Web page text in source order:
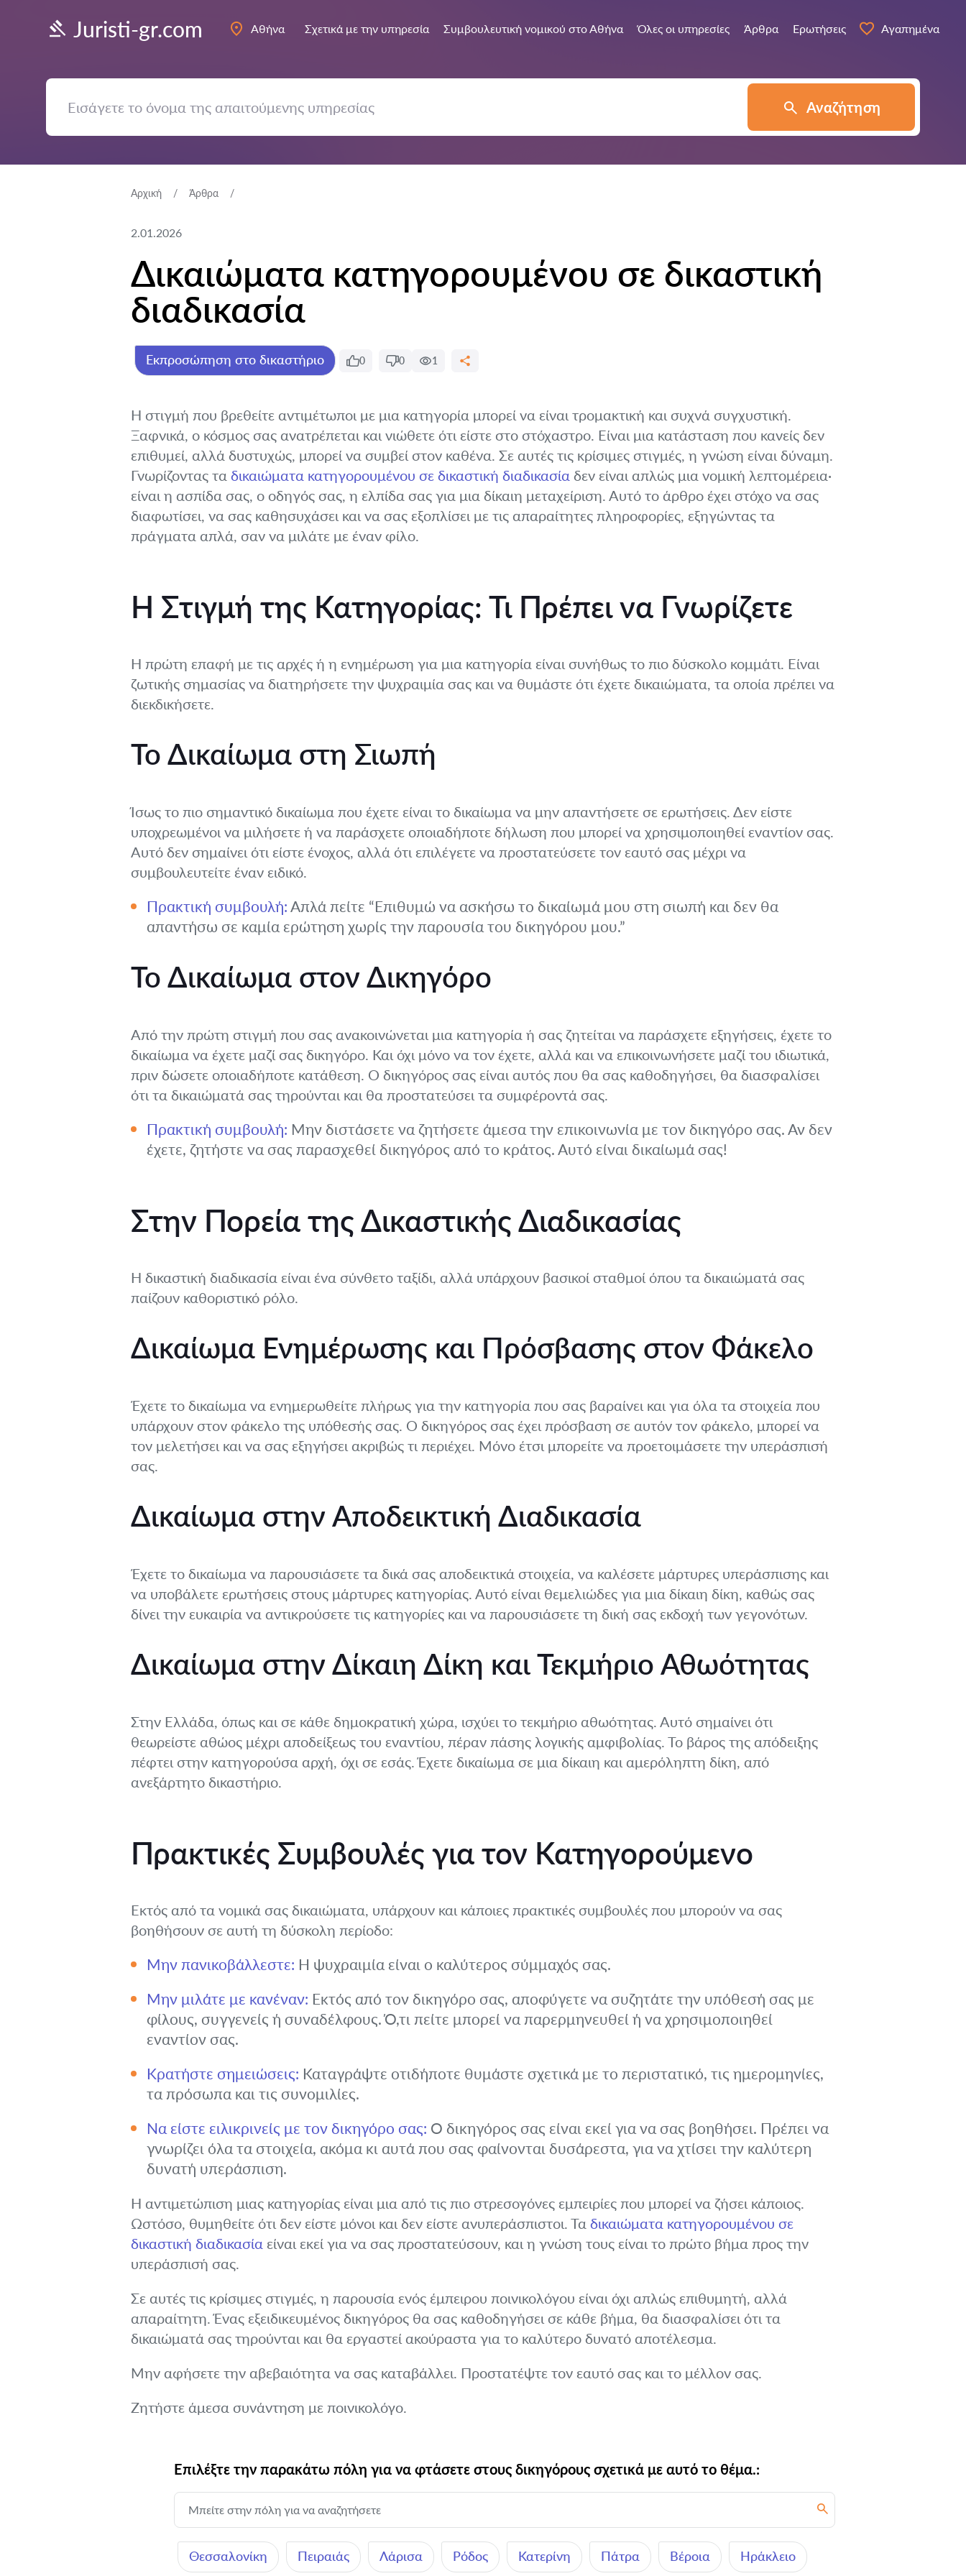
Juristi-gr.com Αθήνα Σχετικά με την υπηρεσία Συμβουλευτική νομικού στο Αθήνα Όλες οι υπηρεσίες Άρθρα Ερωτήσεις Αγαπημένα
Αναζήτηση
Αρχική Άρθρα
2.01.2026
Δικαιώματα κατηγορουμένου σε δικαστική
διαδικασία
Εκπροσώπηση στο δικαστήριο 0 0 1
Η στιγμή που βρεθείτε αντιμέτωποι με μια κατηγορία μπορεί να είναι τρομακτική και συχνά συγχυστική.
Ξαφνικά, ο κόσμος σας ανατρέπεται και νιώθετε ότι είστε στο στόχαστρο. Είναι μια κατάσταση που κανείς δεν
επιθυμεί, αλλά δυστυχώς, μπορεί να συμβεί στον καθένα. Σε αυτές τις κρίσιμες στιγμές, η γνώση είναι δύναμη.
Γνωρίζοντας τα δικαιώματα κατηγορουμένου σε δικαστική διαδικασία δεν είναι απλώς μια νομική λεπτομέρεια·
είναι η ασπίδα σας, ο οδηγός σας, η ελπίδα σας για μια δίκαιη μεταχείριση. Αυτό το άρθρο έχει στόχο να σας
διαφωτίσει, να σας καθησυχάσει και να σας εξοπλίσει με τις απαραίτητες πληροφορίες, εξηγώντας τα
πράγματα απλά, σαν να μιλάτε με έναν φίλο.
Η Στιγμή της Κατηγορίας: Τι Πρέπει να Γνωρίζετε
Η πρώτη επαφή με τις αρχές ή η ενημέρωση για μια κατηγορία είναι συνήθως το πιο δύσκολο κομμάτι. Είναι
ζωτικής σημασίας να διατηρήσετε την ψυχραιμία σας και να θυμάστε ότι έχετε δικαιώματα, τα οποία πρέπει να
διεκδικήσετε.
Το Δικαίωμα στη Σιωπή
Ίσως το πιο σημαντικό δικαίωμα που έχετε είναι το δικαίωμα να μην απαντήσετε σε ερωτήσεις. Δεν είστε
υποχρεωμένοι να μιλήσετε ή να παράσχετε οποιαδήποτε δήλωση που μπορεί να χρησιμοποιηθεί εναντίον σας.
Αυτό δεν σημαίνει ότι είστε ένοχος, αλλά ότι επιλέγετε να προστατεύσετε τον εαυτό σας μέχρι να
συμβουλευτείτε έναν ειδικό.
Πρακτική συμβουλή: Απλά πείτε “Επιθυμώ να ασκήσω το δικαίωμά μου στη σιωπή και δεν θα
απαντήσω σε καμία ερώτηση χωρίς την παρουσία του δικηγόρου μου.”
Το Δικαίωμα στον Δικηγόρο
Από την πρώτη στιγμή που σας ανακοινώνεται μια κατηγορία ή σας ζητείται να παράσχετε εξηγήσεις, έχετε το
δικαίωμα να έχετε μαζί σας δικηγόρο. Και όχι μόνο να τον έχετε, αλλά και να επικοινωνήσετε μαζί του ιδιωτικά,
πριν δώσετε οποιαδήποτε κατάθεση. Ο δικηγόρος σας είναι αυτός που θα σας καθοδηγήσει, θα διασφαλίσει
ότι τα δικαιώματά σας τηρούνται και θα προστατεύσει τα συμφέροντά σας.
Πρακτική συμβουλή: Μην διστάσετε να ζητήσετε άμεσα την επικοινωνία με τον δικηγόρο σας. Αν δεν
έχετε, ζητήστε να σας παρασχεθεί δικηγόρος από το κράτος. Αυτό είναι δικαίωμά σας!
Στην Πορεία της Δικαστικής Διαδικασίας
Η δικαστική διαδικασία είναι ένα σύνθετο ταξίδι, αλλά υπάρχουν βασικοί σταθμοί όπου τα δικαιώματά σας
παίζουν καθοριστικό ρόλο.
Δικαίωμα Ενημέρωσης και Πρόσβασης στον Φάκελο
Έχετε το δικαίωμα να ενημερωθείτε πλήρως για την κατηγορία που σας βαραίνει και για όλα τα στοιχεία που
υπάρχουν στον φάκελο της υπόθεσής σας. Ο δικηγόρος σας έχει πρόσβαση σε αυτόν τον φάκελο, μπορεί να
τον μελετήσει και να σας εξηγήσει ακριβώς τι περιέχει. Μόνο έτσι μπορείτε να προετοιμάσετε την υπεράσπισή
σας.
Δικαίωμα στην Αποδεικτική Διαδικασία
Έχετε το δικαίωμα να παρουσιάσετε τα δικά σας αποδεικτικά στοιχεία, να καλέσετε μάρτυρες υπεράσπισης και
να υποβάλετε ερωτήσεις στους μάρτυρες κατηγορίας. Αυτό είναι θεμελιώδες για μια δίκαιη δίκη, καθώς σας
δίνει την ευκαιρία να αντικρούσετε τις κατηγορίες και να παρουσιάσετε τη δική σας εκδοχή των γεγονότων.
Δικαίωμα στην Δίκαιη Δίκη και Τεκμήριο Αθωότητας
Στην Ελλάδα, όπως και σε κάθε δημοκρατική χώρα, ισχύει το τεκμήριο αθωότητας. Αυτό σημαίνει ότι
θεωρείστε αθώος μέχρι αποδείξεως του εναντίου, πέραν πάσης λογικής αμφιβολίας. Το βάρος της απόδειξης
πέφτει στην κατηγορούσα αρχή, όχι σε εσάς. Έχετε δικαίωμα σε μια δίκαιη και αμερόληπτη δίκη, από
ανεξάρτητο δικαστήριο.
Πρακτικές Συμβουλές για τον Κατηγορούμενο
Εκτός από τα νομικά σας δικαιώματα, υπάρχουν και κάποιες πρακτικές συμβουλές που μπορούν να σας
βοηθήσουν σε αυτή τη δύσκολη περίοδο:
Μην πανικοβάλλεστε: Η ψυχραιμία είναι ο καλύτερος σύμμαχός σας.
Μην μιλάτε με κανέναν: Εκτός από τον δικηγόρο σας, αποφύγετε να συζητάτε την υπόθεσή σας με
φίλους, συγγενείς ή συναδέλφους. Ό,τι πείτε μπορεί να παρερμηνευθεί ή να χρησιμοποιηθεί
εναντίον σας.
Κρατήστε σημειώσεις: Καταγράψτε οτιδήποτε θυμάστε σχετικά με το περιστατικό, τις ημερομηνίες,
τα πρόσωπα και τις συνομιλίες.
Να είστε ειλικρινείς με τον δικηγόρο σας: Ο δικηγόρος σας είναι εκεί για να σας βοηθήσει. Πρέπει να
γνωρίζει όλα τα στοιχεία, ακόμα κι αυτά που σας φαίνονται δυσάρεστα, για να χτίσει την καλύτερη
δυνατή υπεράσπιση.
Η αντιμετώπιση μιας κατηγορίας είναι μια από τις πιο στρεσογόνες εμπειρίες που μπορεί να ζήσει κάποιος.
Ωστόσο, θυμηθείτε ότι δεν είστε μόνοι και δεν είστε ανυπεράσπιστοι. Τα δικαιώματα κατηγορουμένου σε
δικαστική διαδικασία είναι εκεί για να σας προστατεύσουν, και η γνώση τους είναι το πρώτο βήμα προς την
υπεράσπισή σας.
Σε αυτές τις κρίσιμες στιγμές, η παρουσία ενός έμπειρου ποινικολόγου είναι όχι απλώς επιθυμητή, αλλά
απαραίτητη. Ένας εξειδικευμένος δικηγόρος θα σας καθοδηγήσει σε κάθε βήμα, θα διασφαλίσει ότι τα
δικαιώματά σας τηρούνται και θα εργαστεί ακούραστα για το καλύτερο δυνατό αποτέλεσμα.
Μην αφήσετε την αβεβαιότητα να σας καταβάλλει. Προστατέψτε τον εαυτό σας και το μέλλον σας.
Ζητήστε άμεσα συνάντηση με ποινικολόγο.
Επιλέξτε την παρακάτω πόλη για να φτάσετε στους δικηγόρους σχετικά με αυτό το θέμα.:
Θεσσαλονίκη Πειραιάς Λάρισα Ρόδος Κατερίνη Πάτρα Βέροια Ηράκλειο